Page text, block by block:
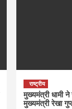
राष्ट्रीय
मुख्यमंत्री धामी ने
मुख्यमंत्री रेखा